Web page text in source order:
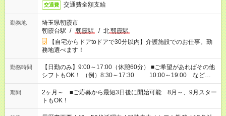
交通費 交通費全額支給
勤務地
埼玉県朝霞市
朝霞台駅 / 朝霞駅 / 北朝霞駅
【自宅からドアtoドアで30分以内】介護施設でのお仕事。勤
務地選べます！
勤務時間
【日勤のみ】9:00～17:00（休憩60分） ■ご希望があればその他
シフトもOK！ （例）8:30～17:30 10:00～19:00 など
「家族とお休みを合わせたい」 「できれば残業はしたくない」
など、あなたのご希望に沿ったお仕事をご紹介します！ ※Wワ
ーク希望の方へ 今ご覧のお仕事で希望する勤務時間と、もう1つ
のお仕事の勤務時間。 合計で週40時間を超える場合は応募でき
期間
2ヶ月～ ■ご応募から最短3日後に開始可能 8月～、9月スター
トもOK！